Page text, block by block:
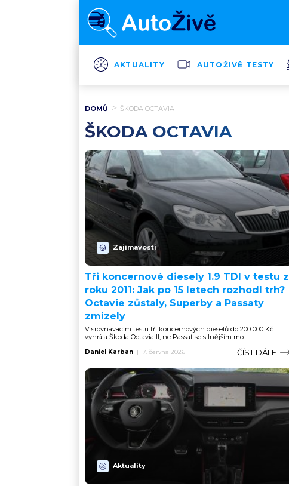
AKTUALITY AUTOŽIVĚ TESTY
DOMŮ ŠKODA OCTAVIA
ŠKODA OCTAVIA
Zajímavosti
Tři koncernové diesely 1.9 TDI v testu z
roku 2011: Jak po 15 letech rozhodl trh?
Octavie zůstaly, Superby a Passaty
zmizely
V srovnávacím testu tří koncernových dieselů do 200 000 Kč
vyhrála Škoda Octavia II, ne Passat se silnějším mo...
Daniel Karban | 17. června 2026 ČÍST DÁLE
Aktuality